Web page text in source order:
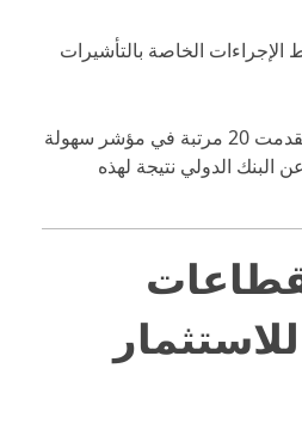
الخاصة بالتأشيرات
: السعودية تقدمت 20 مرتبة في مؤشر سهولة
البنك الدولي نتيجة لهذه